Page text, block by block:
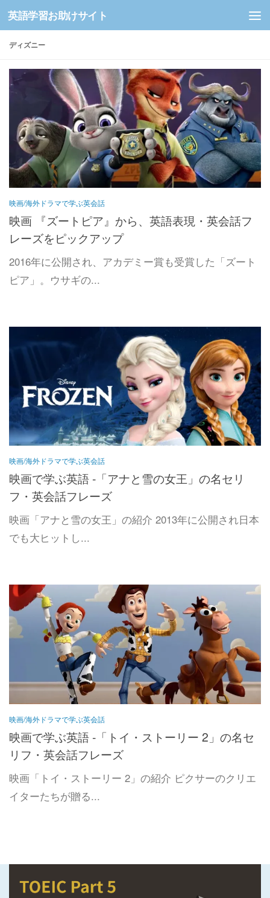
コンテンツへスキップ
英語学習お助けサイト
ディズニー
映画/海外ドラマで学ぶ英会話
映画 『ズートピア』から、英語表現・英会話フ
レーズをピックアップ
2016年に公開され、アカデミー賞も受賞した「ズート
ピア」。ウサギの...
映画/海外ドラマで学ぶ英会話
映画で学ぶ英語 -「アナと雪の女王」の名セリ
フ・英会話フレーズ
映画「アナと雪の女王」の紹介 2013年に公開され日本
でも大ヒットし...
映画/海外ドラマで学ぶ英会話
映画で学ぶ英語 -「トイ・ストーリー 2」の名セ
リフ・英会話フレーズ
映画「トイ・ストーリー 2」の紹介 ピクサーのクリエ
イターたちが贈る...